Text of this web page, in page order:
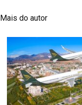
Mais do autor